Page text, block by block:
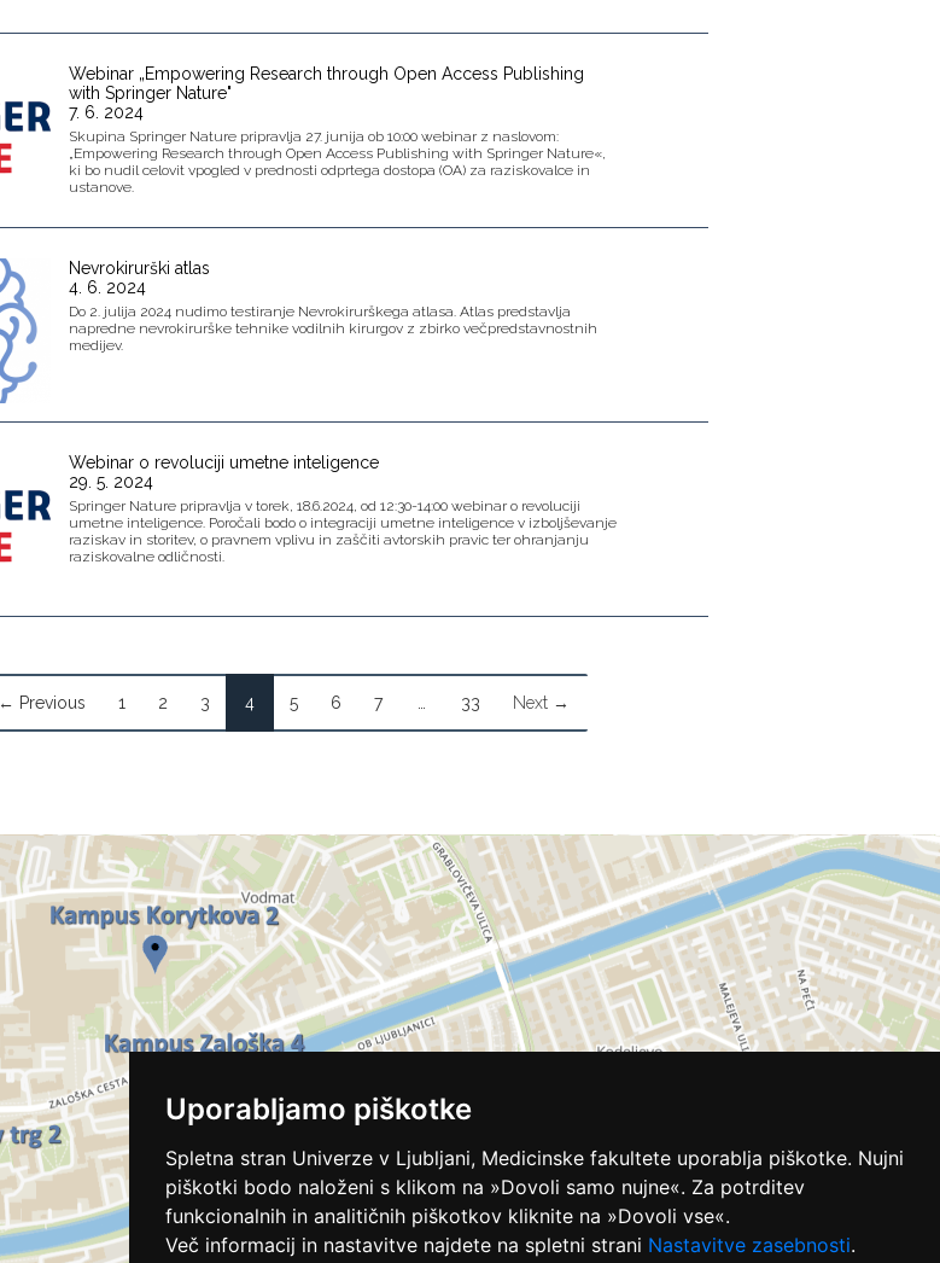
Uporabljamo piškotke
Spletna stran Univerze v Ljubljani, Medicinske fakultete uporablja piškotke. Nujni
piškotki bodo naloženi s klikom na »Dovoli samo nujne«. Za potrditev
funkcionalnih in analitičnih piškotkov kliknite na »Dovoli vse«.
Več informacij in nastavitve najdete na spletni strani Nastavitve zasebnosti.
Webinar „Empowering Research through Open Access Publishing
with Springer Nature"
7. 6. 2024
Skupina Springer Nature pripravlja 27. junija ob 10:00 webinar z naslovom:
„Empowering Research through Open Access Publishing with Springer Nature«,
ki bo nudil celovit vpogled v prednosti odprtega dostopa (OA) za raziskovalce in
ustanove.
Nevrokirurški atlas
4. 6. 2024
Do 2. julija 2024 nudimo testiranje Nevrokirurškega atlasa. Atlas predstavlja
napredne nevrokirurške tehnike vodilnih kirurgov z zbirko večpredstavnostnih
medijev.
Webinar o revoluciji umetne inteligence
29. 5. 2024
Springer Nature pripravlja v torek, 18.6.2024, od 12:30-14:00 webinar o revoluciji
umetne inteligence. Poročali bodo o integraciji umetne inteligence v izboljševanje
raziskav in storitev, o pravnem vplivu in zaščiti avtorskih pravic ter ohranjanju
raziskovalne odličnosti.
← Previous 1 2 3 4 5 6 7 33 Next →